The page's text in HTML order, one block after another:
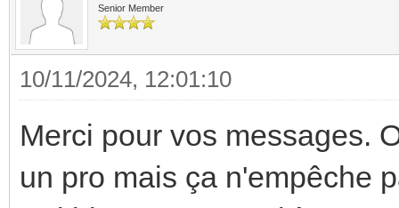
Senior Member
10/11/2024, 12:01:10
Merci pour vos messages.
un pro mais ça n'empêche